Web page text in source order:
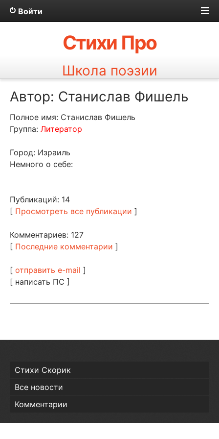
Войти
Стихи Про
Школа поэзии
Автор: Станислав Фишель
Полное имя: Станислав Фишель
Группа: Литератор
Город: Израиль
Немного о себе:
Публикаций: 14
[ Просмотреть все публикации ]
Комментариев: 127
[ Последние комментарии ]
[ отправить e-mail ]
[ написать ПС ]
Стихи Скорик
Все новости
Комментарии